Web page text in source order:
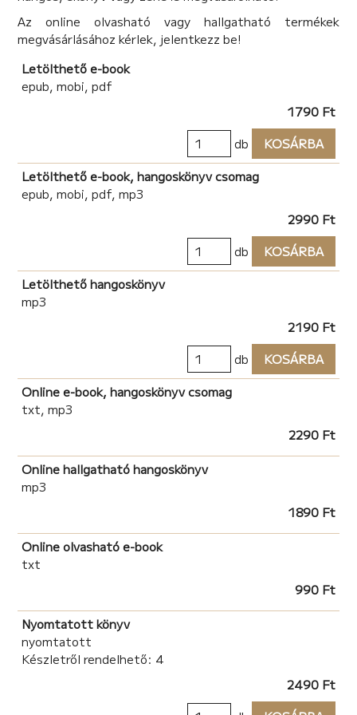
Szent Erzsébet rózsái
Alexandriai Szent Katalin
Miklós püspök és a fagombok
Szent Borbála tüze
Az online olvasható vagy hallgatható termékek
megvásárlásához kérlek, jelentkezz be!
Letölthető e-book
epub, mobi, pdf
1790 Ft
db
KOSÁRBA
Letölthető e-book, hangoskönyv csomag
epub, mobi, pdf, mp3
2990 Ft
db
KOSÁRBA
Letölthető hangoskönyv
mp3
2190 Ft
db
KOSÁRBA
Online e-book, hangoskönyv csomag
txt, mp3
2290 Ft
Online hallgatható hangoskönyv
mp3
1890 Ft
Online olvasható e-book
txt
990 Ft
Nyomtatott könyv
nyomtatott
Készletről rendelhető: 4
2490 Ft